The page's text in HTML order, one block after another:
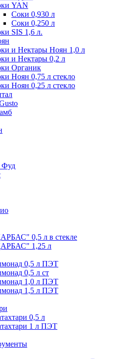
YAN
Соки 0,930 л
Соки 0,250 л
SIS 1,6 л.
и Нектары Ноян 1,0 л
и Нектары 0,2 л
Органик
Ноян 0,75 л стекло
Ноян 0,25 л стекло
Фуд
0,5 л в стекле
1,25 л
0,5 л ПЭТ
0,5 л ст
1,0 л ПЭТ
1,5 л ПЭТ
0,5 л
1 л ПЭТ